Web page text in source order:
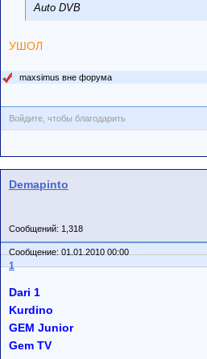
Auto DVB
УШОЛ
maxsimus вне форума
Войдите, чтобы благодарить
Demapinto
Сообщений: 1,318
Сообщение: 01.01.2010 00:00
1
Dari 1
Kurdino
GEM Junior
Gem TV